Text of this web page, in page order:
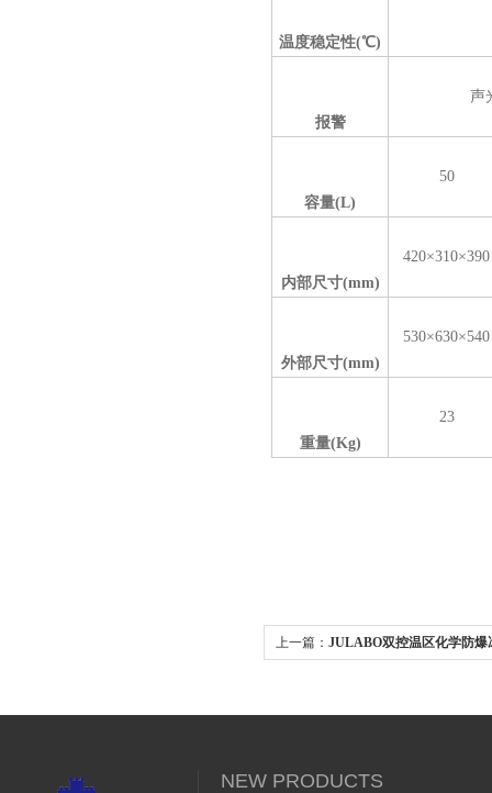
温度稳定性(℃)
报警
声
容量(L)
50
内部尺寸(mm)
420×310×390
外部尺寸(mm)
530×630×540
重量(Kg)
23
上一篇： JULABO双控温区化学防爆
NEW PRODUCTS